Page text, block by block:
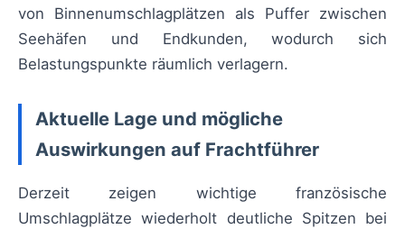
von Binnenumschlagplätzen als Puffer zwischen
Seehäfen und Endkunden, wodurch sich
Belastungspunkte räumlich verlagern.
Aktuelle Lage und mögliche
Auswirkungen auf Frachtführer
Derzeit zeigen wichtige französische
Umschlagplätze wiederholt deutliche Spitzen bei